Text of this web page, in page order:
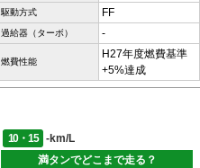
駆動方式 FF
過給器（ターボ） -
燃費性能
H27年度燃費基準
+5%達成
10・15
-km/L
満タンでどこまで走る？